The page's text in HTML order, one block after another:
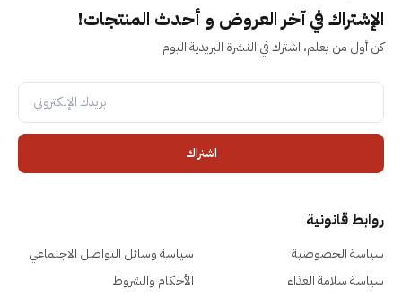
الإشتراك في آخر العروض و أحدث المنتجات!
كن أول من يعلم، اشترك في النشرة البريدية اليوم
اشتراك
روابط قانونية
سياسة الخصوصية
سياسة وسائل التواصل الاجتماعي
سياسة سلامة الغذاء
الأحكام والشروط